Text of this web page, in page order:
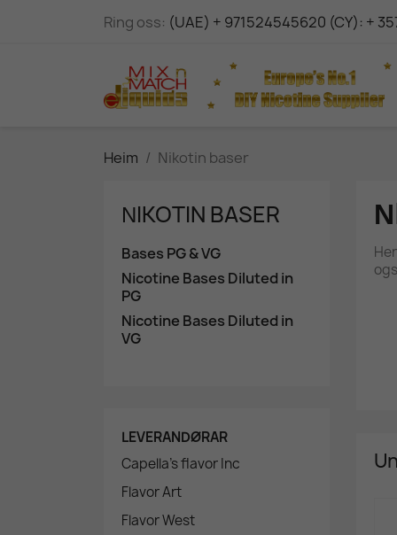
Ring oss: (UAE) + 971524545620 (CY): +
Heim Νikotin baser
ΝIKOTIN BASER
Bases PG & VG
Nicotine Bases Diluted in
PG
Nicotine Bases Diluted in
VG
LEVERANDØRAR
Capella's flavor Inc
Flavor Art
Flavor West